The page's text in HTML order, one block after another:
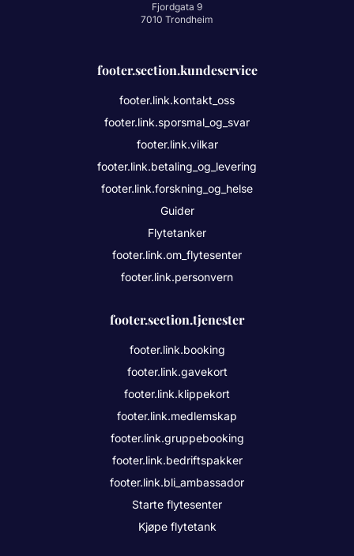
Fjordgata 9
7010 Trondheim
footer.section.kundeservice
footer.link.kontakt_oss
footer.link.sporsmal_og_svar
footer.link.vilkar
footer.link.betaling_og_levering
footer.link.forskning_og_helse
Guider
Flytetanker
footer.link.om_flytesenter
footer.link.personvern
footer.section.tjenester
footer.link.booking
footer.link.gavekort
footer.link.klippekort
footer.link.medlemskap
footer.link.gruppebooking
footer.link.bedriftspakker
footer.link.bli_ambassador
Starte flytesenter
Kjøpe flytetank